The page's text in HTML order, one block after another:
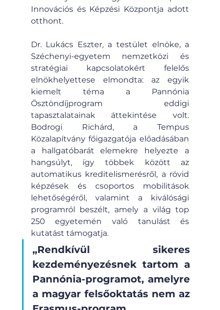
Innovációs és Képzési Központja adott
otthont.
Dr. Lukács Eszter, a testület elnöke, a
Széchenyi-egyetem nemzetközi és
stratégiai kapcsolatokért felelős
elnökhelyettese elmondta: az egyik
kiemelt téma a Pannónia
Ösztöndíjprogram eddigi
tapasztalatainak áttekintése volt.
Bodrogi Richárd, a Tempus
Közalapítvány főigazgatója előadásában
a hallgatóbarát elemekre helyezte a
hangsúlyt, így többek között az
automatikus kreditelismerésről, a rövid
képzések és csoportos mobilitások
lehetőségéről, valamint a kiválósági
programról beszélt, amely a világ top
250 egyetemén való tanulást és
kutatást támogatja.
„Rendkívül sikeres
kezdeményezésnek tartom a
Pannónia-programot, amelyre
a magyar felsőoktatás nem az